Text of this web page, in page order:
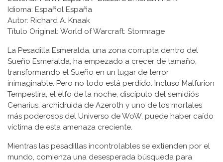
Idioma: Español España
Autor: Richard A. Knaak
Título Original: World of Warcraft: Stormrage
La Pesadilla Esmeralda, una zona corrupta dentro del
Sueño Esmeralda, ha empezado a crecer de tamaño,
transformando el Sueño en un lugar de terror
inimaginable. Pero no todo está perdido. Incluso Malfurion
Tempestira, el elfo de la noche, discípulo del semidiós
Cenarius, archidruida de Azeroth y uno de los mortales
más poderosos del Universo de WoW, puede haber caído
víctima de esta amenaza creciente.
Mientras las pesadillas incontrolables se extienden por el
mundo, comienza una desesperada búsqueda para